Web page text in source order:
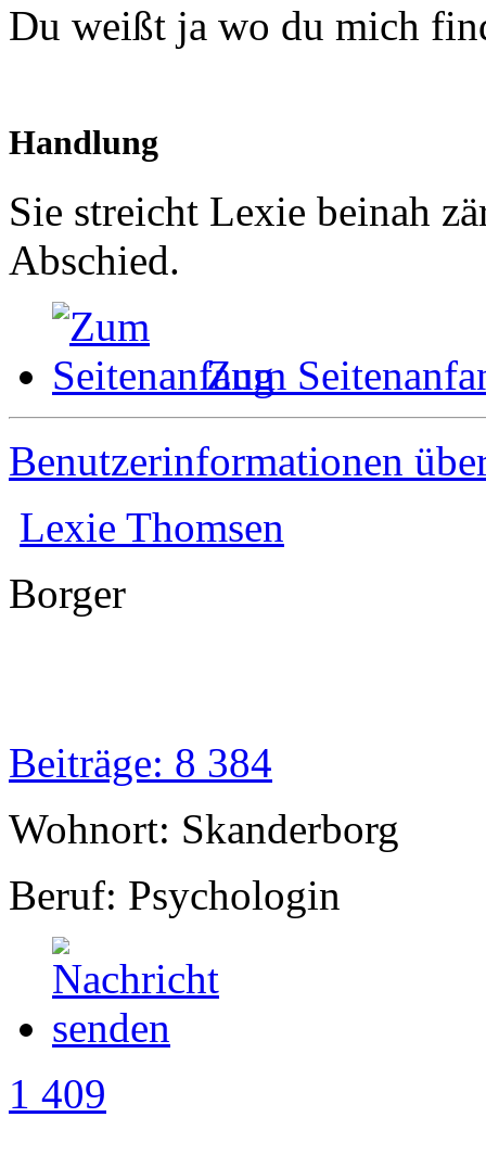
Du weißt ja wo du mich
Handlung
Sie streicht Lexie beinah
Abschied.
Zum
Benutzerinformationen
Lexie Thomsen
Borger
Beiträge: 8 384
Wohnort: Skanderborg
Beruf: Psychologin
1 409